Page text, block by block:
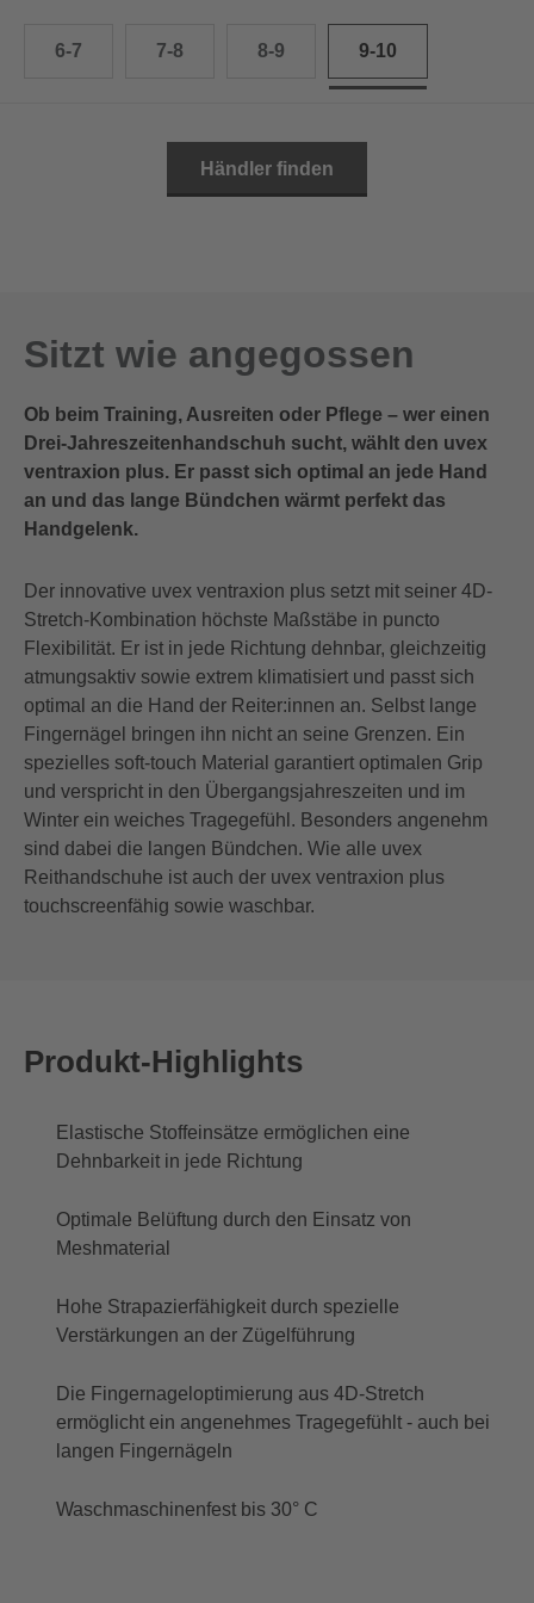
6-7 7-8 8-9 9-10
10.5 28.0 cm
30.0 cm
31.0 cm
Händler finden
Sitzt wie angegossen
Ob beim Training, Ausreiten oder Pflege – wer einen
Drei-Jahreszeitenhandschuh sucht, wählt den uvex
ventraxion plus. Er passt sich optimal an jede Hand
an und das lange Bündchen wärmt perfekt das
Handgelenk.
Der innovative uvex ventraxion plus setzt mit seiner 4D-
Stretch-Kombination höchste Maßstäbe in puncto
Flexibilität. Er ist in jede Richtung dehnbar, gleichzeitig
atmungsaktiv sowie extrem klimatisiert und passt sich
optimal an die Hand der Reiter:innen an. Selbst lange
Fingernägel bringen ihn nicht an seine Grenzen. Ein
spezielles soft-touch Material garantiert optimalen Grip
und verspricht in den Übergangsjahreszeiten und im
Winter ein weiches Tragegefühl. Besonders angenehm
sind dabei die langen Bündchen. Wie alle uvex
Reithandschuhe ist auch der uvex ventraxion plus
touchscreenfähig sowie waschbar.
Produkt-Highlights
Elastische Stoffeinsätze ermöglichen eine
Dehnbarkeit in jede Richtung
Optimale Belüftung durch den Einsatz von
Meshmaterial
Hohe Strapazierfähigkeit durch spezielle
Verstärkungen an der Zügelführung
Die Fingernageloptimierung aus 4D-Stretch
ermöglicht ein angenehmes Tragegefühlt - auch bei
langen Fingernägeln
Waschmaschinenfest bis 30° C